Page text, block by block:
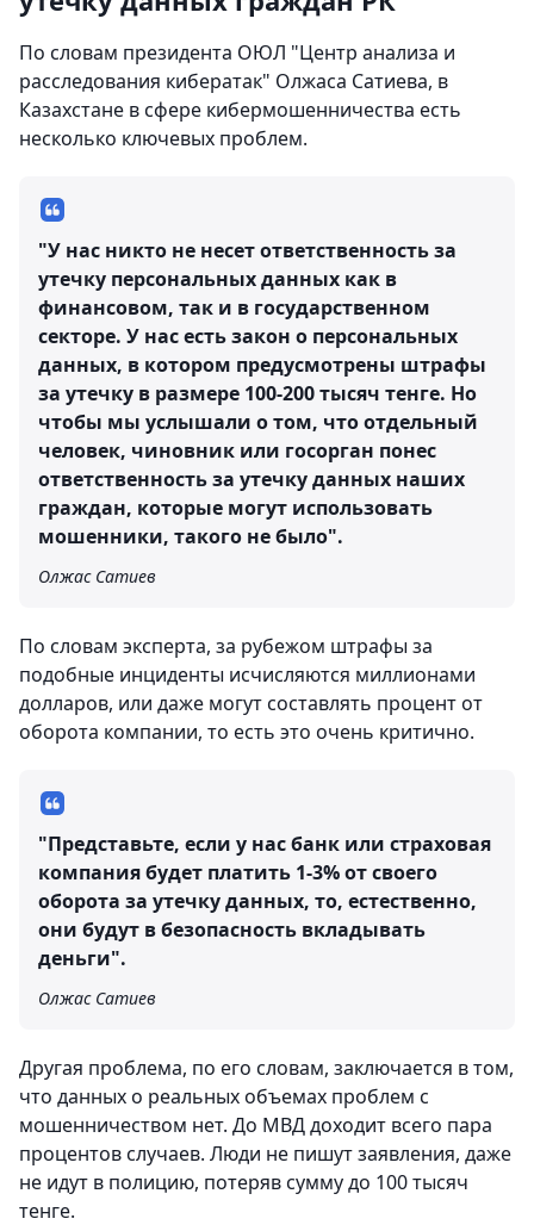
По словам президента ОЮЛ "Центр анализа и
расследования кибератак" Олжаса Сатиева, в
Казахстане в сфере кибермошенничества есть
несколько ключевых проблем.
"У нас никто не несет ответственность за
утечку персональных данных как в
финансовом, так и в государственном
секторе. У нас есть закон о персональных
данных, в котором предусмотрены штрафы
за утечку в размере 100-200 тысяч тенге. Но
чтобы мы услышали о том, что отдельный
человек, чиновник или госорган понес
ответственность за утечку данных наших
граждан, которые могут использовать
мошенники, такого не было".
Олжас Сатиев
По словам эксперта, за рубежом штрафы за
подобные инциденты исчисляются миллионами
долларов, или даже могут составлять процент от
оборота компании, то есть это очень критично.
"Представьте, если у нас банк или страховая
компания будет платить 1-3% от своего
оборота за утечку данных, то, естественно,
они будут в безопасность вкладывать
деньги".
Олжас Сатиев
Другая проблема, по его словам, заключается в том,
что данных о реальных объемах проблем с
мошенничеством нет. До МВД доходит всего пара
процентов случаев. Люди не пишут заявления, даже
не идут в полицию, потеряв сумму до 100 тысяч
тенге.